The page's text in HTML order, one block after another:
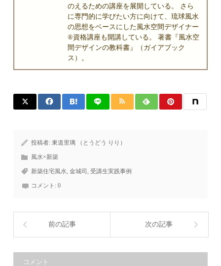
のえるための講座を展開している。 さら
に専門的に学びたい方に向けて、琉球風水
の思想をベースにした風水空間デザイナー
®資格講座も開講している。 著書『風水空
間デザインの教科書』（ガイアブック
ス）。
投稿者:東道里璃 （とうどう りり）
風水×新築
新築住宅風水,金城司,受講生実践事例
コメント:0
前の記事 次の記事
コメント